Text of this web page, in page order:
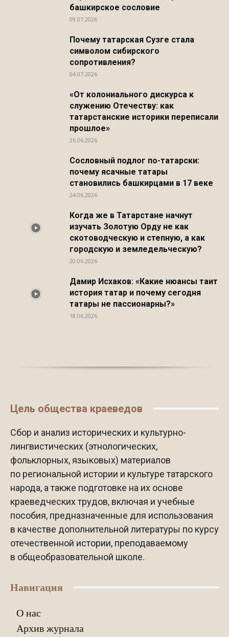
башкирское сословие
09.07.2026
Почему татарская Сузге стала
символом сибирского
сопротивления?
04.07.2026
«От колониального дискурса к
служению Отечеству: как
татарстанские историки переписали
прошлое»
26.06.2026
Сословный подлог по-татарски:
почему ясачные татары
становились башкирцами в 17 веке
24.06.2026
Когда же в Татарстане начнут
изучать Золотую Орду не как
скотоводческую и степную, а как
городскую и земледельческую?
20.06.2026
Дамир Исхаков: «Какие нюансы таит
история татар и почему сегодня
татары не пассионарны?»
18.06.2026
Цель общества краеведов
Сбор и анализ исторических и культурно-
лингвистических (этнологических,
фольклорных, языковых) материалов
по региональной истории и культуре татарского
народа, а также подготовке на их основе
краеведческих трудов, включая и учебные
пособия, предназначенные для использования
в качестве дополнительной литературы по курсу
отечественной истории, преподаваемому
в общеобразовательной школе.
Навигация
О нас
Архив журнала